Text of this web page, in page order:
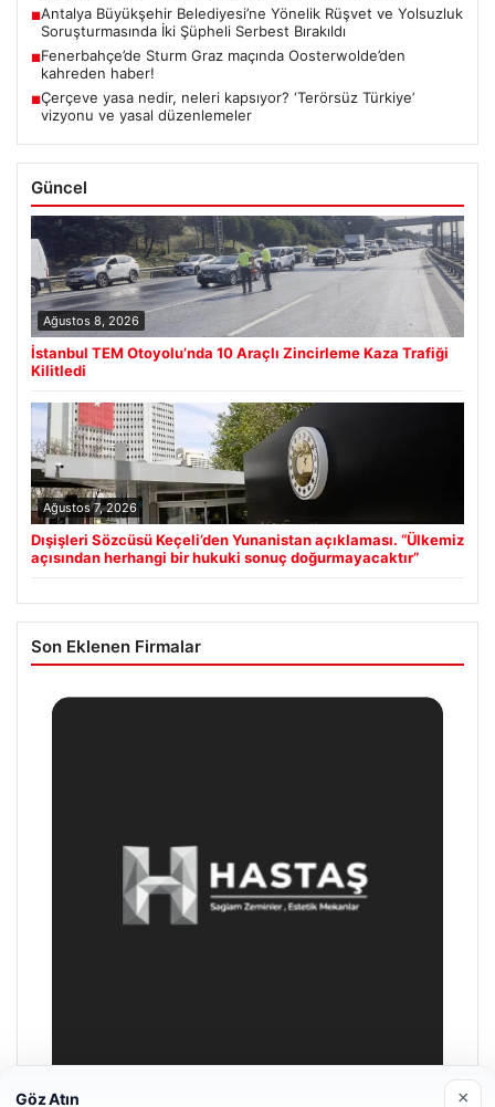
■Antalya Büyükşehir Belediyesi’ne Yönelik Rüşvet ve Yolsuzluk
Soruşturmasında İki Şüpheli Serbest Bırakıldı
■Fenerbahçe’de Sturm Graz maçında Oosterwolde’den
kahreden haber!
■Çerçeve yasa nedir, neleri kapsıyor? ‘Terörsüz Türkiye’
vizyonu ve yasal düzenlemeler
Güncel
Ağustos 8, 2026
İstanbul TEM Otoyolu’nda 10 Araçlı Zincirleme Kaza Trafiği
Kilitledi
Ağustos 7, 2026
Dışişleri Sözcüsü Keçeli’den Yunanistan açıklaması. “Ülkemiz
açısından herhangi bir hukuki sonuç doğurmayacaktır”
Son Eklenen Firmalar
Göz Atın ×